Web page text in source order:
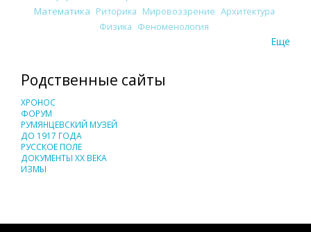
Математика Риторика Мировоззрение Архитектура
Физика Феноменология
Еще
Родственные сайты
ХРОНОС
ФОРУМ
РУМЯНЦЕВСКИЙ МУЗЕЙ
ДО 1917 ГОДА
РУССКОЕ ПОЛЕ
ДОКУМЕНТЫ XX ВЕКА
ИЗМЫ